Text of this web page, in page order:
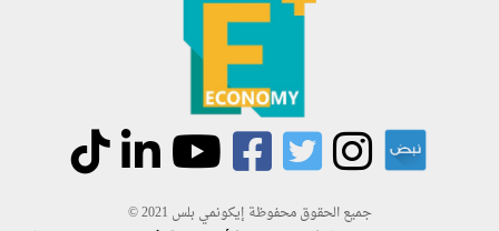
جميع الحقوق محفوظة إيكونمي بلس 2021 ©